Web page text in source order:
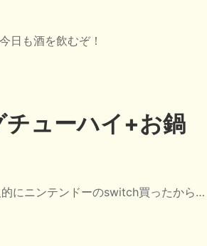
日も酒を飲むぞ！
チューハイ+お鍋
にニンテンドーのswitch買ったから…